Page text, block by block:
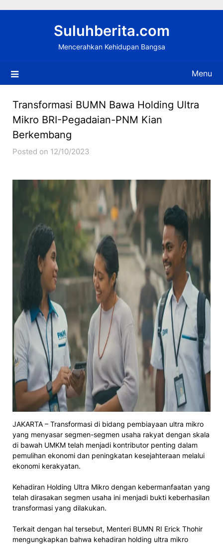
Suluhberita.com
Mencerahkan Kehidupan Bangsa
Menu
Transformasi BUMN Bawa Holding Ultra
Mikro BRI-Pegadaian-PNM Kian
Berkembang
Posted on 12/10/2023
JAKARTA – Transformasi di bidang pembiayaan ultra mikro
yang menyasar segmen-segmen usaha rakyat dengan skala
di bawah UMKM telah menjadi kontributor penting dalam
pemulihan ekonomi dan peningkatan kesejahteraan melalui
ekonomi kerakyatan.
Kehadiran Holding Ultra Mikro dengan kebermanfaatan yang
telah dirasakan segmen usaha ini menjadi bukti keberhasilan
transformasi yang dilakukan.
Terkait dengan hal tersebut, Menteri BUMN RI Erick Thohir
mengungkapkan bahwa kehadiran holding ultra mikro